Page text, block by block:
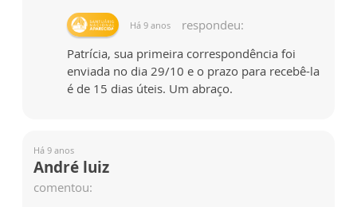
Há 9 anos
respondeu:
Patrícia, sua primeira correspondência foi
enviada no dia 29/10 e o prazo para recebê-la
é de 15 dias úteis. Um abraço.
Há 9 anos
André luiz
comentou: